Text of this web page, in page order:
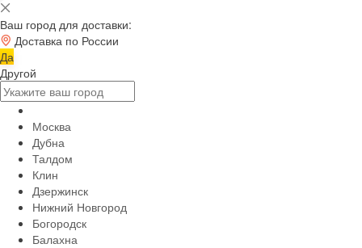
Ваш город для доставки:
Доставка по России
Да
Другой
Москва
Дубна
Талдом
Клин
Дзержинск
Нижний Новгород
Богородск
Балахна